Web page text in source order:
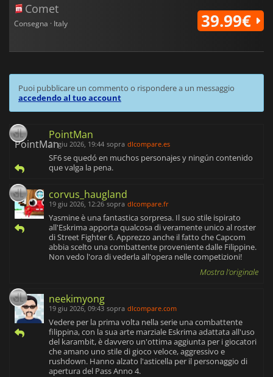
Comet
Consegna · Italy 39.99€
Puoi pubblicare un commento o rispondere a un messaggio
accedendo al tuo account
PointMan
21 giu 2026, 19:44 sopra dlcompare.es
SF6 se quedó en muchos personajes y ningún contenido
que valga la pena.
corvus_haugland
19 giu 2026, 12:26 sopra dlcompare.fr
Yasmine è una fantastica sorpresa. Il suo stile ispirato
all'Eskrima apporta qualcosa di veramente unico al roster
di Street Fighter 6. Apprezzo anche il fatto che Capcom
abbia scelto una combattente proveniente dalle Filippine.
Non vedo l'ora di vederla all'opera nelle competizioni!
Mostra l'originale
neekimyong
19 giu 2026, 09:43 sopra dlcompare.com
Vedere per la prima volta nella serie una combattente
filippina, con la sua arte marziale Eskrima adattata all'uso
del karambit, è davvero un'ottima aggiunta per i giocatori
che amano uno stile di gioco veloce, aggressivo e
rushdown. Hanno alzato l'asticella per il personaggio di
apertura del Pass Anno 4.